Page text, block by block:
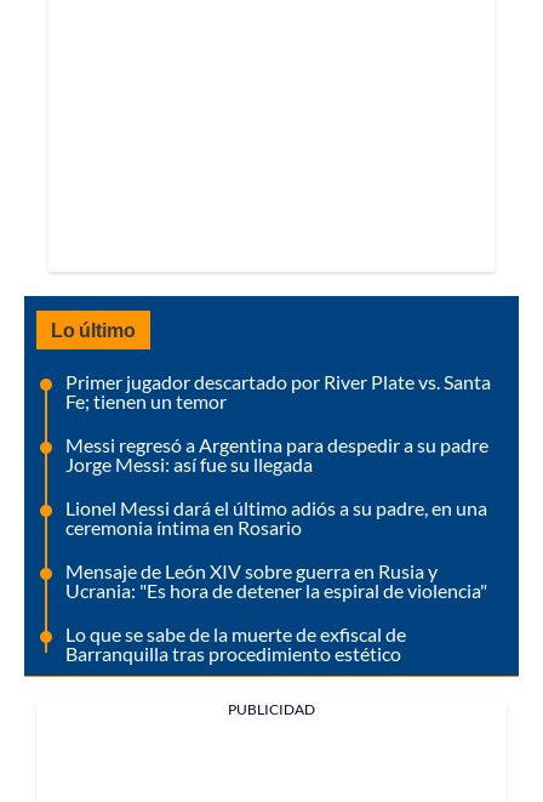
Lo último
Primer jugador descartado por River Plate vs. Santa
Fe; tienen un temor
Messi regresó a Argentina para despedir a su padre
Jorge Messi: así fue su llegada
Lionel Messi dará el último adiós a su padre, en una
ceremonia íntima en Rosario
Mensaje de León XIV sobre guerra en Rusia y
Ucrania: "Es hora de detener la espiral de violencia"
Lo que se sabe de la muerte de exfiscal de
Barranquilla tras procedimiento estético
PUBLICIDAD